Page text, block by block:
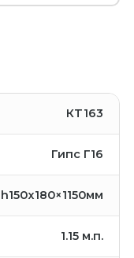
КT163
Гипс Г16
h150x180×1150мм
1.15 м.п.